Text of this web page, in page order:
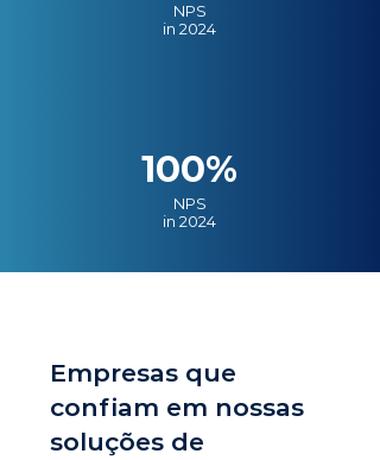
NPS
in 2024
100%
NPS
in 2024
Empresas que
confiam em nossas
soluções de